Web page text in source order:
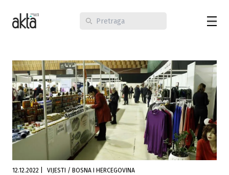
12.12.2022 VIJESTI / BOSNA I HERCEGOVINA